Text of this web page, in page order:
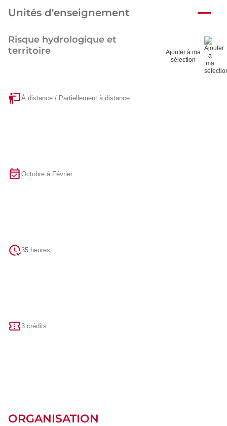
Unités d'enseignement
Risque hydrologique et
territoire
Ajouter à ma
sélection
À distance / Partiellement à distance
Octobre à Février
35 heures
3 crédits
ORGANISATION